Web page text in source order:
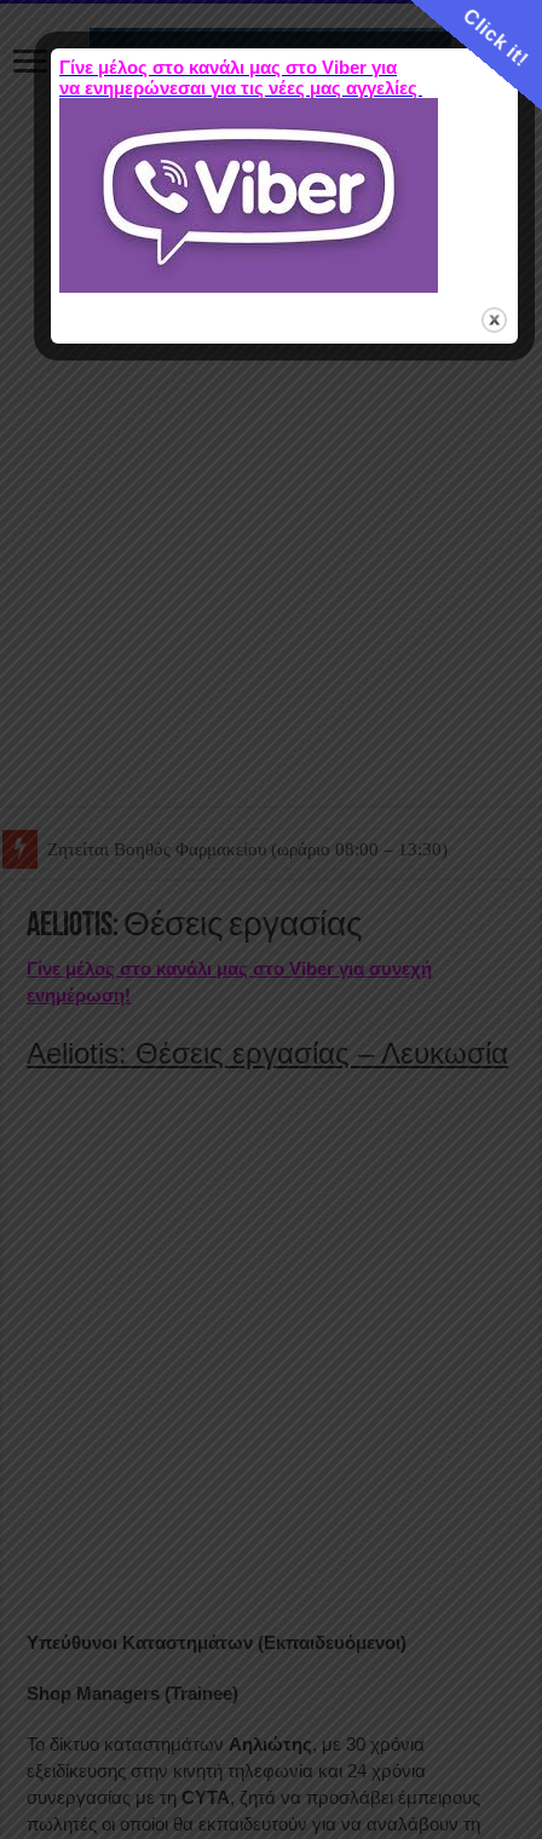
Ζητείται Βοηθός Θαλάμου
Aeliotis: Θέσεις εργασίας
Γίνε μέλος στο κανάλι μας στο Viber για συνεχή
ενημέρωση!
Aeliotis: Θέσεις εργασίας – Λευκωσία
Υπεύθυνοι Καταστημάτων (Εκπαιδευόμενοι)
Shop Managers (Trainee)
Το δίκτυο καταστημάτων Αηλιώτης, με 30 χρόνια
εξειδίκευσης στην κινητή τηλεφωνία και 24 χρόνια
συνεργασίας με τηCYTA, ζητά να προσλάβει έμπειρους
πωλητές οι οποίοι θα εκπαιδευτούν για να αναλάβουν τη
Click it!
Γίνε μέλος στο κανάλι μας στο Viber για
να ενημερώνεσαι για τις νέες μας αγγελίες